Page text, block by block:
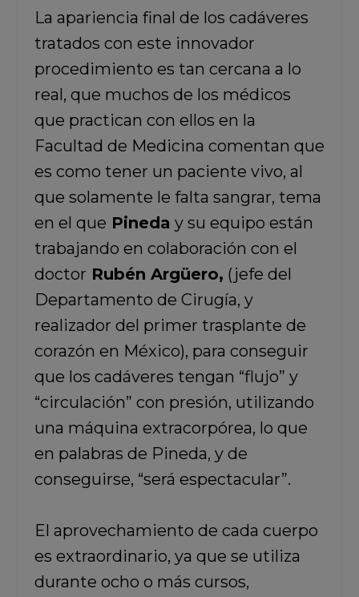
La apariencia final de los cadáveres
tratados con este innovador
procedimiento es tan cercana a lo
real, que muchos de los médicos
que practican con ellos en la
Facultad de Medicina comentan que
es como tener un paciente vivo, al
que solamente le falta sangrar, tema
en el que Pineda y su equipo están
trabajando en colaboración con el
doctor Rubén Argüero, (jefe del
Departamento de Cirugía, y
realizador del primer trasplante de
corazón en México), para conseguir
que los cadáveres tengan “flujo” y
“circulación” con presión, utilizando
una máquina extracorpórea, lo que
en palabras de Pineda, y de
conseguirse, “será espectacular”.
El aprovechamiento de cada cuerpo
es extraordinario, ya que se utiliza
durante ocho o más cursos,